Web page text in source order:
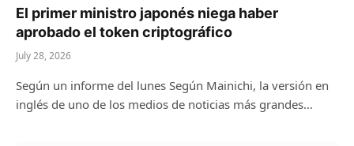
El primer ministro japonés niega haber
aprobado el token criptográfico
July 28, 2026
Según un informe del lunes Según Mainichi, la versión en
inglés de uno de los medios de noticias más grandes…